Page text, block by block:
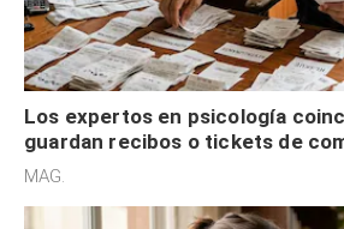
Los expertos en psicología
guardan recibos o tickets de
son acumuladores, sino que
MAG.